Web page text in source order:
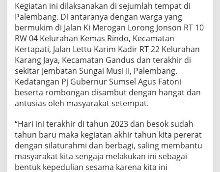
Kegiatan ini dilaksanakan di sejumlah tempat di
Palembang. Di antaranya dengan warga yang
bermukim di Jalan Ki Merogan Lorong Jonson RT 10
RW 04 Kelurahan Kemas Rindo, Kecamatan
Kertapati, Jalan Lettu Karim Kadir RT 22 Kelurahan
Karang Jaya, Kecamatan Gandus dan terakhir di
sekitar Jembatan Sungai Musi II, Palembang.
Kedatangan Pj Gubernur Sumsel Agus Fatoni
beserta rombongan disambut dengan hangat dan
antusias oleh masyarakat setempat.
“Hari ini terakhir di tahun 2023 dan besok sudah
tahun baru maka kegiatan akhir tahun kita pererat
dengan silaturahmi dan berbagi, saling membantu
masyarakat kita sengaja melakukan ini sebagai
bentuk kepedulian sesama karena kita ini